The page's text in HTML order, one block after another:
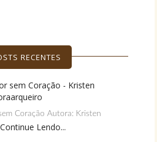
RECENTES
sem Coração - Kristen
Coração Autora: Kristen
Continue Lendo...